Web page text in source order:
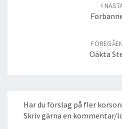
Oäkta
Har du förslag på fler
Skriv gärna en kommentar/